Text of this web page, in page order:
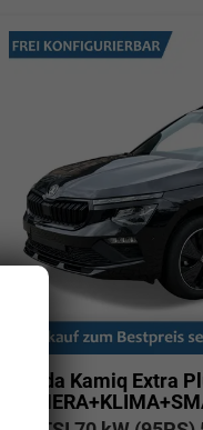
Skoda Kamiq Extra